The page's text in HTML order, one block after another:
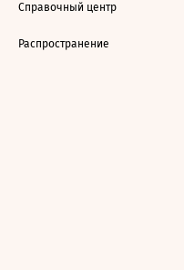
Справочный центр
Распространение